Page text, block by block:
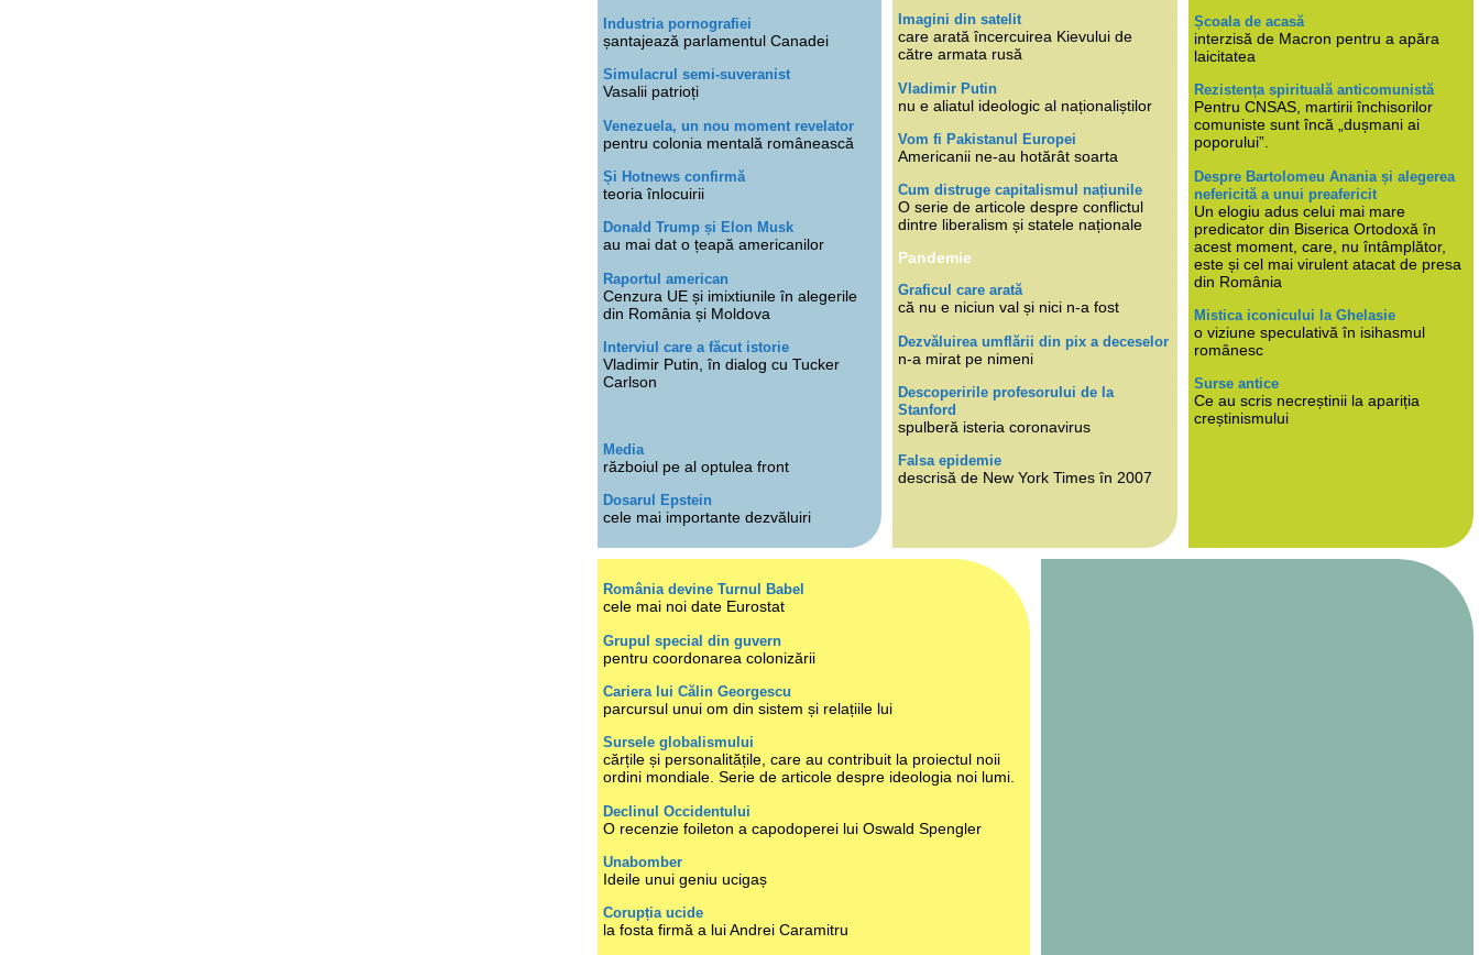
Industria pornografiei
șantajează parlamentul Canadei
Simulacrul semi-suveranist
Vasalii patrioți
Venezuela, un nou moment revelator
pentru colonia mentală românească
Și Hotnews confirmă
teoria înlocuirii
Donald Trump și Elon Musk
au mai dat o țeapă americanilor
Raportul american
Cenzura UE și imixtiunile în alegerile
din România și Moldova
Interviul care a făcut istorie
Vladimir Putin, în dialog cu Tucker
Carlson
Media
războiul pe al optulea front
Dosarul Epstein
cele mai importante dezvăluiri
Imagini din satelit
care arată încercuirea Kievului de
către armata rusă
Vladimir Putin
nu e aliatul ideologic al naționaliștilor
Vom fi Pakistanul Europei
Americanii ne-au hotărât soarta
Cum distruge capitalismul națiunile
O serie de articole despre conflictul
dintre liberalism și statele naționale
Pandemie
Graficul care arată
că nu e niciun val și nici n-a fost
Dezvăluirea umflării din pix a deceselor
n-a mirat pe nimeni
Descoperirile profesorului de la
Stanford
spulberă isteria coronavirus
Falsa epidemie
descrisă de New York Times în 2007
Școala de acasă
interzisă de Macron pentru a apăra
laicitatea
Rezistența spirituală anticomunistă
Pentru CNSAS, martirii închisorilor
comuniste sunt încă „dușmani ai
poporului”.
Despre Bartolomeu Anania și alegerea
nefericită a unui preafericit
Un elogiu adus celui mai mare
predicator din Biserica Ortodoxă în
acest moment, care, nu întâmplător,
este și cel mai virulent atacat de presa
din România
Mistica iconicului la Ghelasie
o viziune speculativă în isihasmul
românesc
Surse antice
Ce au scris necreștinii la apariția
creștinismului
România devine Turnul Babel
cele mai noi date Eurostat
Grupul special din guvern
pentru coordonarea colonizării
Cariera lui Călin Georgescu
parcursul unui om din sistem și relațiile lui
Sursele globalismului
cărțile și personalitățile, care au contribuit la proiectul noii
ordini mondiale. Serie de articole despre ideologia noi lumi.
Declinul Occidentului
O recenzie foileton a capodoperei lui Oswald Spengler
Unabomber
Ideile unui geniu ucigaș
Corupția ucide
la fosta firmă a lui Andrei Caramitru